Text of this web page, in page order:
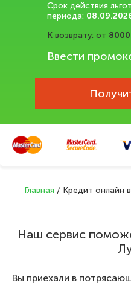
Срок действия
периода:
К возврату: от
Ввести
Главная / Кредит онлайн
Наш сервис
Вы приехали в